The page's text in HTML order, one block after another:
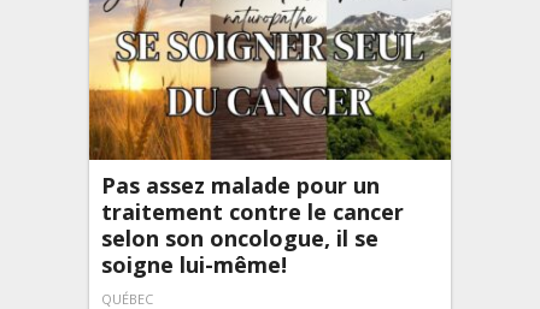
Pas assez malade pour un
traitement contre le cancer
selon son oncologue, il se
soigne lui-même!
QUÉBEC